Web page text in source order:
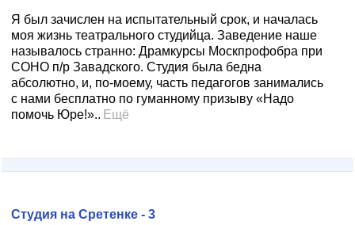
Я был зачислен на испытательный срок, и началась
моя жизнь театрального студийца. Заведение наше
называлось странно: Драмкурсы Москпрофобра при
СОНО п/р Завадского. Студия была бедна
абсолютно, и, по-моему, часть педагогов занимались
с нами бесплатно по гуманному призыву «Надо
помочь Юре!».. Ещё
Студия на Сретенке - 3